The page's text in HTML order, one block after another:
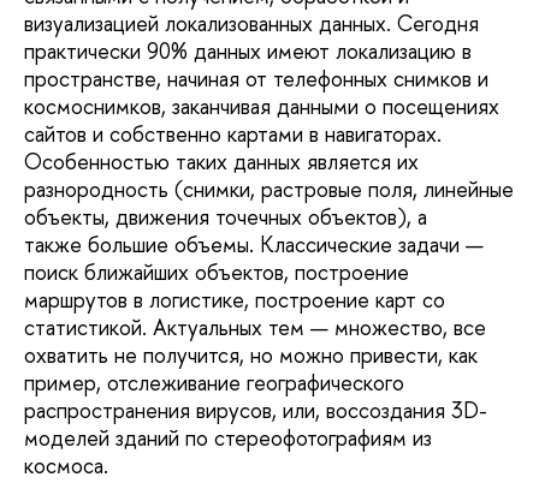
визуализацией локализованных данных. Сегодня
практически 90% данных имеют локализацию в
пространстве, начиная от телефонных снимков и
космоснимков, заканчивая данными о посещениях
сайтов и собственно картами в навигаторах.
Особенностью таких данных является их
разнородность (снимки, растровые поля, линейные
объекты, движения точечных объектов), а
также большие объемы. Классические задачи —
поиск ближайших объектов, построение
маршрутов в логистике, построение карт со
статистикой. Актуальных тем — множество, все
охватить не получится, но можно привести, как
пример, отслеживание географического
распространения вирусов, или, воссоздания 3D-
моделей зданий по стереофотографиям из
космоса.